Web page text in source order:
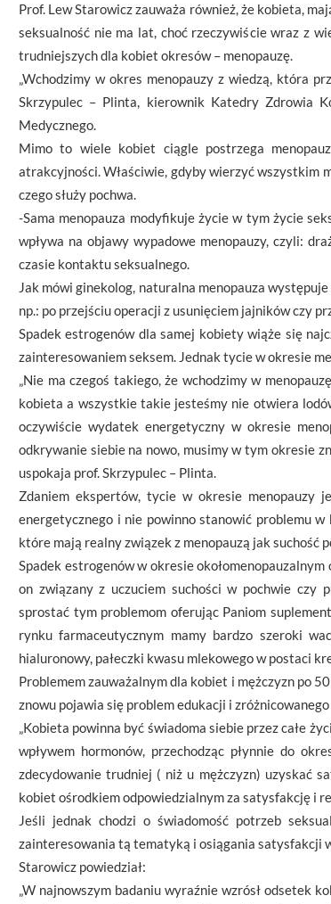
Prof. Lew Starowicz zauważa również, że kobieta,
seksualność nie ma lat, choć rzeczywiście wraz z
trudniejszych dla kobiet okresów – menopauzę.
„Wchodzimy w okres menopauzy z wiedzą, która
Skrzypulec – Plinta, kierownik Katedry Zdrowia
Medycznego.
Mimo to wiele kobiet ciągle postrzega
atrakcyjności. Właściwie, gdyby wierzyć wszystkim
czego służy pochwa.
-Sama menopauza modyfikuje życie w tym życie
wpływa na objawy wypadowe menopauzy, czyli:
czasie kontaktu seksualnego.
Jak mówi ginekolog, naturalna menopauza
np.: po przejściu operacji z usunięciem jajników czy
Spadek estrogenów dla samej kobiety wiąże się
zainteresowaniem seksem. Jednak tycie w okresie
„Nie ma czegoś takiego, że wchodzimy w
kobieta a wszystkie takie jesteśmy nie otwiera
oczywiście wydatek energetyczny w okresie
odkrywanie siebie na nowo, musimy w tym okresie
uspokaja prof. Skrzypulec – Plinta.
Zdaniem ekspertów, tycie w okresie menopauzy
energetycznego i nie powinno stanowić problemu
które mają realny związek z menopauzą jak suchość
Spadek estrogenów w okresie
on związany z uczuciem suchości w pochwie czy
sprostać tym problemom oferując Paniom
rynku farmaceutycznym mamy bardzo szeroki
hialuronowy, pałeczki kwasu mlekowego w postaci
Problemem zauważalnym dla kobiet i mężczyzn po
znowu pojawia się problem edukacji i
„Kobieta powinna być świadoma siebie przez całe
wpływem hormonów, przechodząc płynnie do
zdecydowanie trudniej ( niż u mężczyzn) uzyskać
kobiet ośrodkiem odpowiedzialnym za satysfakcję i
Jeśli jednak chodzi o świadomość potrzeb
zainteresowania tą tematyką i osiągania satysfakcji
Starowicz powiedział:
„W najnowszym badaniu wyraźnie wzrósł odsetek